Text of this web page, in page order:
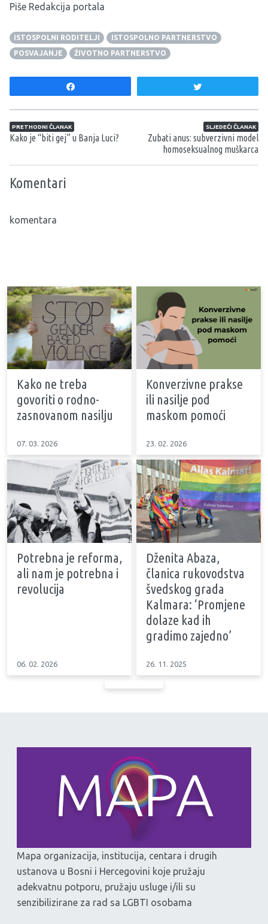
Piše Redakcija portala
ISTOSPOLNI RODITELJI
ISTOSPOLNO PARTNERSTVO
POSVAJANJE
ŽIVOTNO PARTNERSTVO
Navigacija članaka
PRETHODNI ČLANAK
Kako je “biti gej” u Banja Luci?
SLJEDEĆI ČLANAK
Zubati anus: subverzivni model
homoseksualnog muškarca
Komentari
komentara
Kako ne treba
govoriti o rodno-
zasnovanom nasilju
07. 03. 2026
Konverzivne prakse
ili nasilje pod
maskom pomoći
23. 02. 2026
Potrebna je reforma,
ali nam je potrebna i
revolucija
06. 02. 2026
Dženita Abaza,
članica rukovodstva
švedskog grada
Kalmara: ‘Promjene
dolaze kad ih
gradimo zajedno’
26. 11. 2025
Mapa organizacija, institucija, centara i drugih
ustanova u Bosni i Hercegovini koje pružaju
adekvatnu potporu, pružaju usluge i/ili su
senzibilizirane za rad sa LGBTI osobama